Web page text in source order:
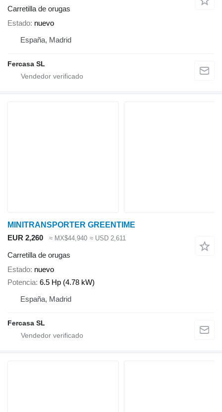
Carretilla de orugas
Estado nuevo
España, Madrid
Fercasa SL
MINITRANSPORTER GREENTIME
EUR 2,260
≈ MX$44,940 ≈ USD 2,611
Carretilla de orugas
Estado nuevo
Potencia 6.5 Hp (4.78 kW)
España, Madrid
Fercasa SL